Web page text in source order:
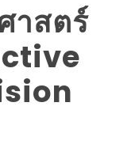
าสตร์